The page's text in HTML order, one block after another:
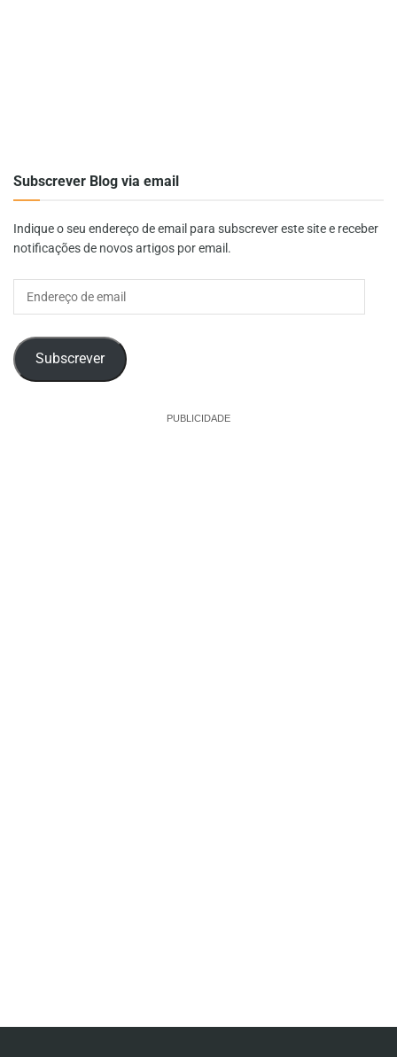
Subscrever Blog via email
Indique o seu endereço de email para subscrever este site e receber
notificações de novos artigos por email.
Endereço
Subscrever
PUBLICIDADE